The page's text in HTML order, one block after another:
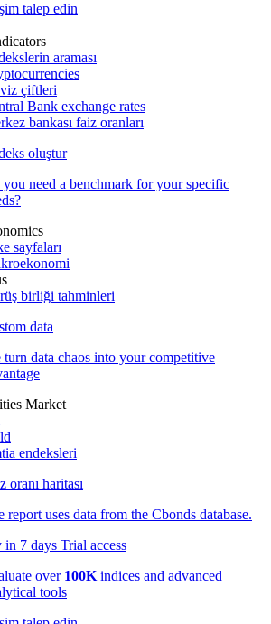
talep edin
araması
çiftleri
Bank exchange rates
bankası faiz oranları
oluştur
need a benchmark for your specific
sayfaları
birliği tahminleri
data
turn data chaos into your competitive
Market
endeksleri
oranı haritası
report uses data from the Cbonds database.
in 7 days Trial access
over 100K indices and advanced
tools